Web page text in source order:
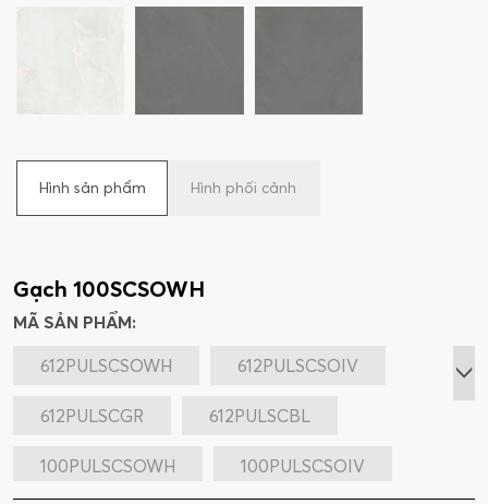
Hình sản phẩm Hình phối cảnh
Gạch 100SCSOWH
MÃ SẢN PHẨM:
612PULSCSOWH
612PULSCSOIV
612PULSCGR 612PULSCBL
100PULSCSOWH 100PULSCSOIV